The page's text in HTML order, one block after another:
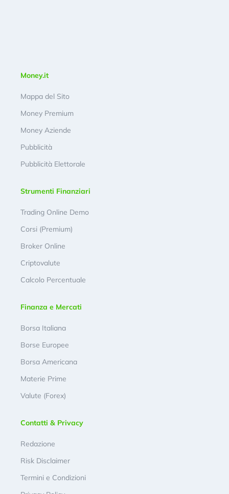
Money.it
Mappa del Sito
Money Premium
Money Aziende
Pubblicità
Pubblicità Elettorale
Strumenti Finanziari
Trading Online Demo
Corsi (Premium)
Broker Online
Criptovalute
Calcolo Percentuale
Finanza e Mercati
Borsa Italiana
Borse Europee
Borsa Americana
Materie Prime
Valute (Forex)
Contatti & Privacy
Redazione
Risk Disclaimer
Termini e Condizioni